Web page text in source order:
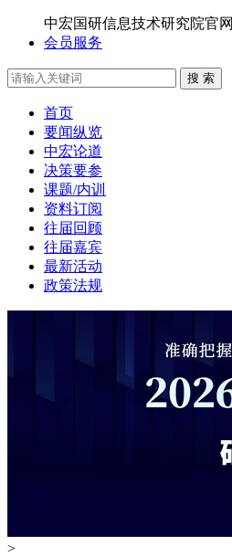
中宏国研信息技术研究院官网
会员服务
搜 索
首页
要闻纵览
中宏论道
决策要参
课题/内训
资料订阅
往届回顾
往届嘉宾
最新活动
政策法规
>